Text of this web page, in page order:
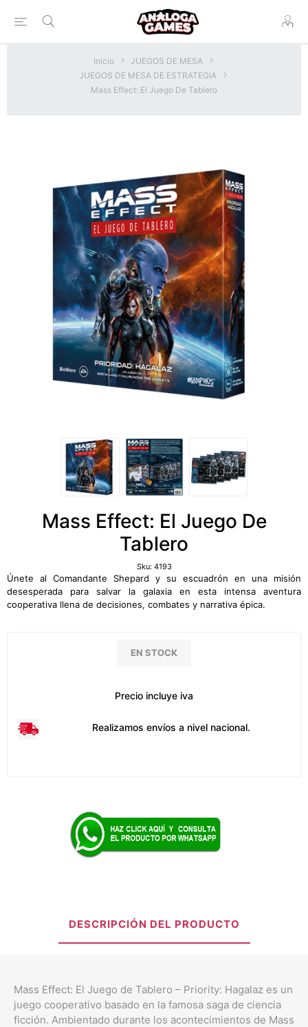
Inicio
JUEGOS DE MESA
JUEGOS DE MESA DE ESTRATEGIA
Mass Effect: El Juego De Tablero
Mass Effect: El Juego De
Tablero
Sku: 4193
Únete al Comandante Shepard y su escuadrón en una misión
desesperada para salvar la galaxia en esta intensa aventura
cooperativa llena de decisiones, combates y narrativa épica.
EN STOCK
Precio incluye iva
Realizamos envíos a nivel nacional.
DESCRIPCIÓN DEL PRODUCTO
Mass Effect: El Juego de Tablero – Priority: Hagalaz es un
juego cooperativo basado en la famosa saga de ciencia
ficción. Ambientado durante los acontecimientos de Mass